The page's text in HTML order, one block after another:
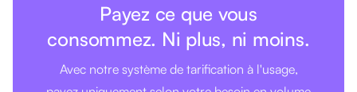
Payez ce que vous
consommez. Ni plus, ni moins.
Avec notre système de tarification à l'usage,